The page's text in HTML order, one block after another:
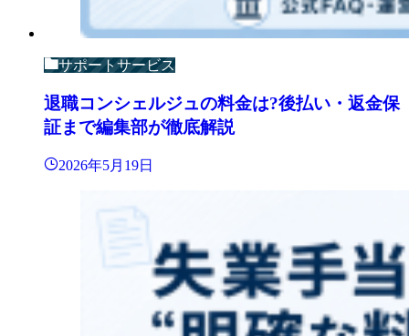
サポートサービス
退職コンシェルジュの料金は?後払い・返金保
証まで編集部が徹底解説
2026年5月19日